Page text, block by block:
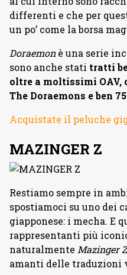
differenti e che per
un po’ come la borsa
Doraemonè una serie
sono anche stati tratti
oltre a moltissimi
The Doraemons e ben
Acquistate il peluche
MAZINGER Z
Restiamo sempre in
spostiamoci su uno dei
giapponese: i mecha. E
rappresentanti più
naturalmente Mazinger Z
amanti delle traduzioni